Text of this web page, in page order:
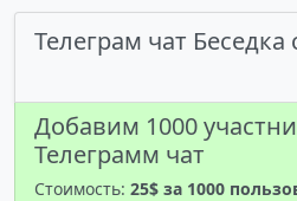
Телеграм чат
Добавим 1000
Телеграмм чат
Стоимость: 25$ за 1000